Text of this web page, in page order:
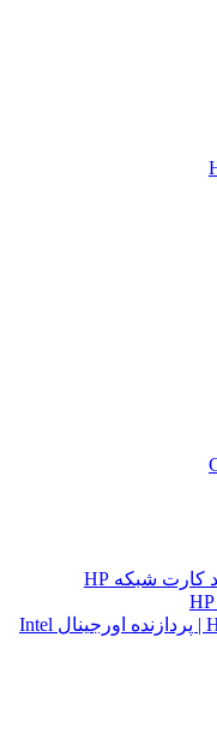
خرید و قیمت CPU سرور HP | پردازنده اورجینال Intel